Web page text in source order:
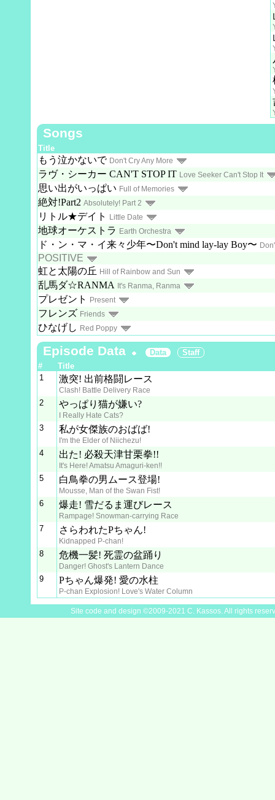
Songs
Title
もう泣かないで Don't Cry Any More
ラヴ・シーカー CAN'T STOP IT Love Seeker Can't Stop It
思い出がいっぱい Full of Memories
絶対!Part2 Absolutely! Part 2
リトル★デイト Little Date
地球オーケストラ Earth Orchestra
ド・ン・マ・イ来々少年〜Don't mind lay-lay Boy〜
POSITIVE
虹と太陽の丘 Hill of Rainbow and Sun
乱馬ダ☆RANMA It's Ranma, Ranma
プレゼント Present
フレンズ Friends
ひなげし Red Poppy
Episode Data Data
Staff
#
Title
1
激突! 出前格闘レース
Clash! Battle Delivery Race
2 やっぱり猫が嫌い?
I Really Hate Cats?
3 私が女傑族のおばば!
I'm the Elder of Niichezu!
4 出た! 必殺天津甘栗拳!!
It's Here! Amatsu Amaguri-ken!!
5 白鳥拳の男ムース登場!
Mousse, Man of the Swan Fist!
6 爆走! 雪だるま運びレース
Rampage! Snowman-carrying Race
7 さらわれたPちゃん!
Kidnapped P-chan!
8 危機一髪! 死霊の盆踊り
Danger! Ghost's Lantern Dance
9 Pちゃん爆発! 愛の水柱
P-chan Explosion! Love's Water Column
Site code and design ©2009-2021 C. Kassos. All rights